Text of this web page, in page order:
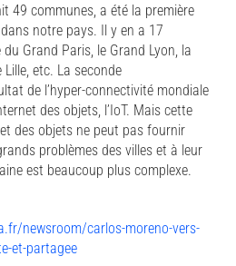
49 communes, a été la première
notre pays. Il y en a 17
Grand Paris, le Grand Lyon, la
etc. La seconde
de l’hyper-connectivité mondiale
des objets, l’IoT. Mais cette
des objets ne peut pas fournir
problèmes des villes et à leur
est beaucoup plus complexe.
newsroom/carlos-moreno-vers-
et-partagee